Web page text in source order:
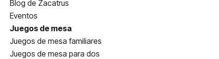
Blog de Zacatrus
Eventos
Juegos de mesa
Juegos de mesa familiares
Juegos de mesa para dos